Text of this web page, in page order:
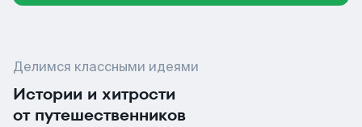
Делимся классными идеями
Истории и хитрости
от путешественников